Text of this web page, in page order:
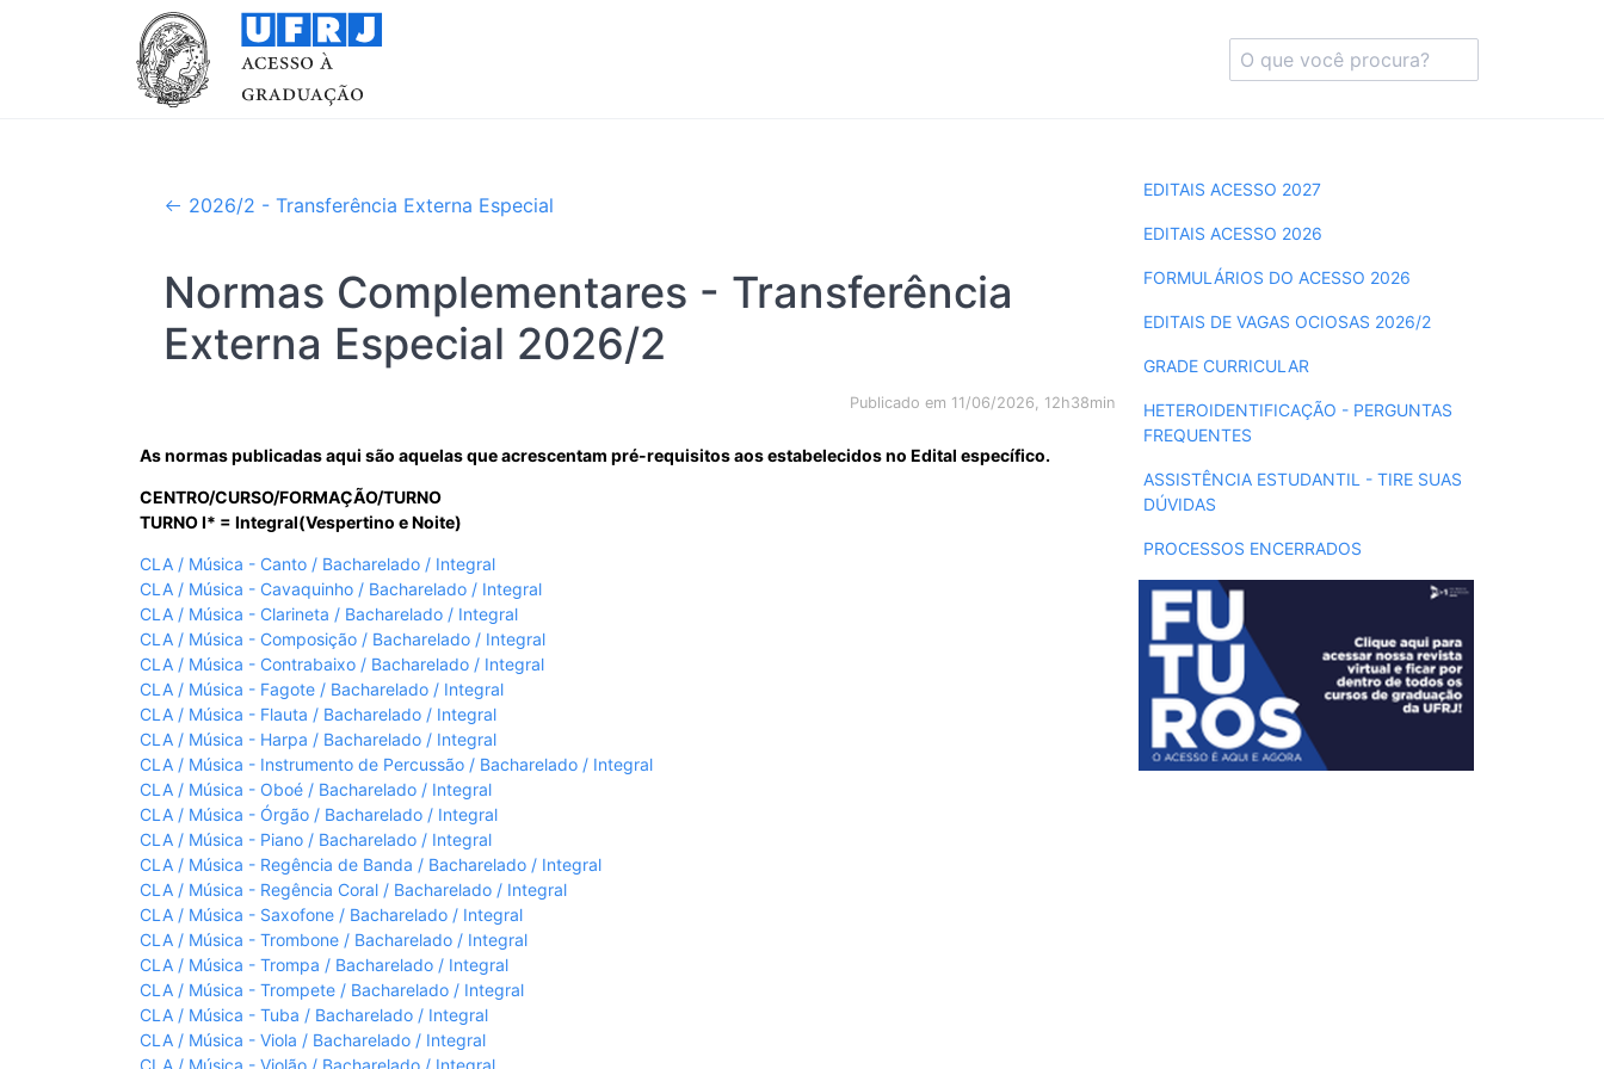
2026/2 - Transferência Externa Especial
Normas Complementares - Transferência
Externa Especial 2026/2
Publicado em 11/06/2026, 12h38min
As normas publicadas aqui são aquelas que acrescentam pré-requisitos aos estabelecidos no Edital específico.
CENTRO/CURSO/FORMAÇÃO/TURNO
TURNO I* = Integral(Vespertino e Noite)
CLA / Música - Canto / Bacharelado / Integral
CLA / Música - Cavaquinho / Bacharelado / Integral
CLA / Música - Clarineta / Bacharelado / Integral
CLA / Música - Composição / Bacharelado / Integral
CLA / Música - Contrabaixo / Bacharelado / Integral
CLA / Música - Fagote / Bacharelado / Integral
CLA / Música - Flauta / Bacharelado / Integral
CLA / Música - Harpa / Bacharelado / Integral
CLA / Música - Instrumento de Percussão / Bacharelado / Integral
CLA / Música - Oboé / Bacharelado / Integral
CLA / Música - Órgão / Bacharelado / Integral
CLA / Música - Piano / Bacharelado / Integral
CLA / Música - Regência de Banda / Bacharelado / Integral
CLA / Música - Regência Coral / Bacharelado / Integral
CLA / Música - Saxofone / Bacharelado / Integral
CLA / Música - Trombone / Bacharelado / Integral
CLA / Música - Trompa / Bacharelado / Integral
CLA / Música - Trompete / Bacharelado / Integral
CLA / Música - Tuba / Bacharelado / Integral
CLA / Música - Viola / Bacharelado / Integral
CLA / Música - Violão / Bacharelado / Integral
EDITAIS ACESSO 2027
EDITAIS ACESSO 2026
FORMULÁRIOS DO ACESSO 2026
EDITAIS DE VAGAS OCIOSAS 2026/2
GRADE CURRICULAR
HETEROIDENTIFICAÇÃO - PERGUNTAS
FREQUENTES
ASSISTÊNCIA ESTUDANTIL - TIRE SUAS
DÚVIDAS
PROCESSOS ENCERRADOS